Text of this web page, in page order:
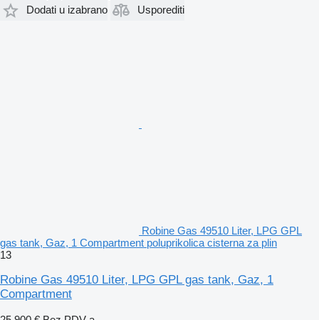
Dodati u izabrano
Usporediti
Robine Gas 49510 Liter, LPG GPL
gas tank, Gaz, 1 Compartment poluprikolica cisterna za plin
13
Robine Gas 49510 Liter, LPG GPL gas tank, Gaz, 1
Compartment